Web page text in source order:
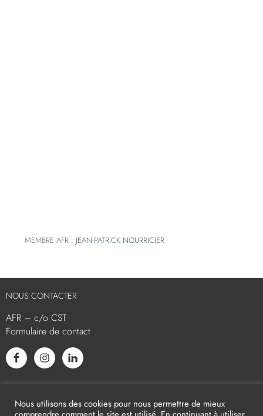
MEMBRE AFR : JEAN-PATRICK NOURRICIER
NOUS CONTACTER
AFR – c/o CST
Formulaire de contact
Nous utilisons des cookies pour nous permettre de mieux